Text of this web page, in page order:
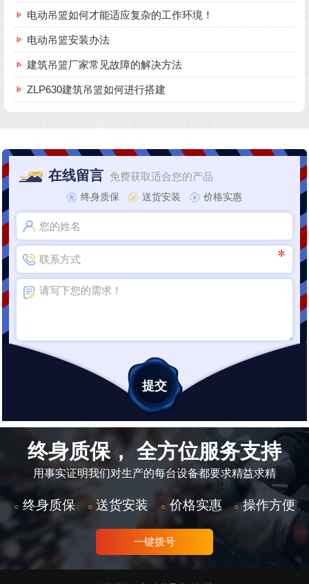
电动吊篮如何才能适应复杂的工作环境！
电动吊篮安装办法
建筑吊篮厂家常见故障的解决方法
ZLP630建筑吊篮如何进行搭建
在线留言 免费获取适合您的产品
终身质保 送货安装 价格实惠
终身质保， 全方位服务支持
用事实证明我们对生产的每台设备都要求精益求精
○ 终身质保 ○ 送货安装 ○ 价格实惠 ○ 操作方便
一键拨号